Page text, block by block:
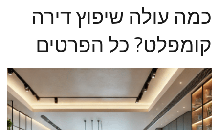
כמה עולה שיפוץ דירה
קומפלט? כל הפרטים